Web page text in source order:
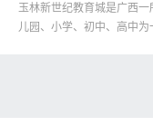
玉林新世纪教育城是广西一
儿园、小学、初中、高中为